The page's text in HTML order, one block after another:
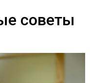
советы